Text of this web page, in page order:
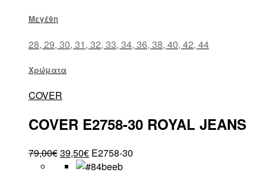
Μεγέθη
28, 29, 30, 31, 32, 33, 34, 36, 38, 40, 42, 44
Χρώματα
COVER
COVER E2758-30 ROYAL JEANS
79,00€39,50€ E2758-30